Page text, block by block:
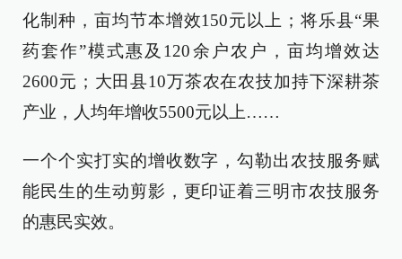
化制种，亩均节本增效150元以上；将乐县“果
药套作”模式惠及120余户农户，亩均增效达
2600元；大田县10万茶农在农技加持下深耕茶
产业，人均年增收5500元以上……
一个个实打实的增收数字，勾勒出农技服务赋
能民生的生动剪影，更印证着三明市农技服务
的惠民实效。